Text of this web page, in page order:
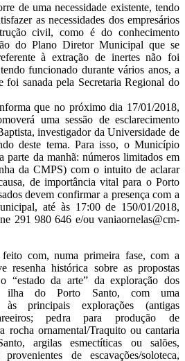
de uma necessidade existente, tendo
as necessidades dos empresários
civil, como é do conhecimento
do Plano Diretor Municipal que se
à extração de inertes não foi
funcionado durante vários anos, a
foi sanada pela Secretaria Regional do
que no próximo dia 17/01/2018,
uma sessão de esclarecimento
investigador da Universidade de
deste tema. Para isso, o Município
parte da manhã: números limitados em
da CMPS) com o intuito de aclarar
de importância vital para o Porto
devem confirmar a presença com a
até às 17:00 de 150/01/2018,
291 980 646 e/ou vaniaornelas@cm-
feito com, numa primeira fase, com a
resenha histórica sobre as propostas
“estado da arte” da exploração dos
ilha do Porto Santo, com uma
às principais explorações (antigas
pedra para produção de
rocha ornamental/Traquito ou cantaria
argilas esmectíticas ou salões,
de escavações/soloteca,